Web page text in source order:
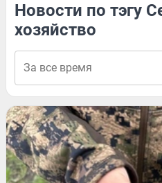
Новости по тэгу
хозяйство